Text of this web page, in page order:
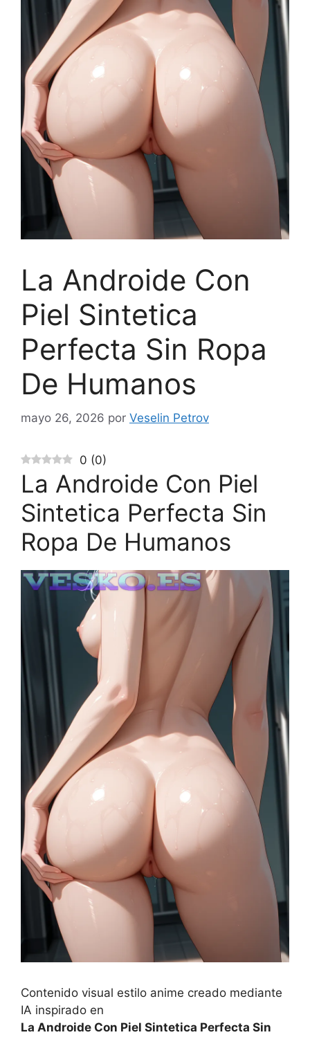
La Androide Con
Piel Sintetica
Perfecta Sin Ropa
De Humanos
mayo 26, 2026 por Veselin Petrov
0 (0)
La Androide Con Piel
Sintetica Perfecta Sin
Ropa De Humanos
Contenido visual estilo anime creado mediante
IA inspirado en
La Androide Con Piel Sintetica Perfecta Sin